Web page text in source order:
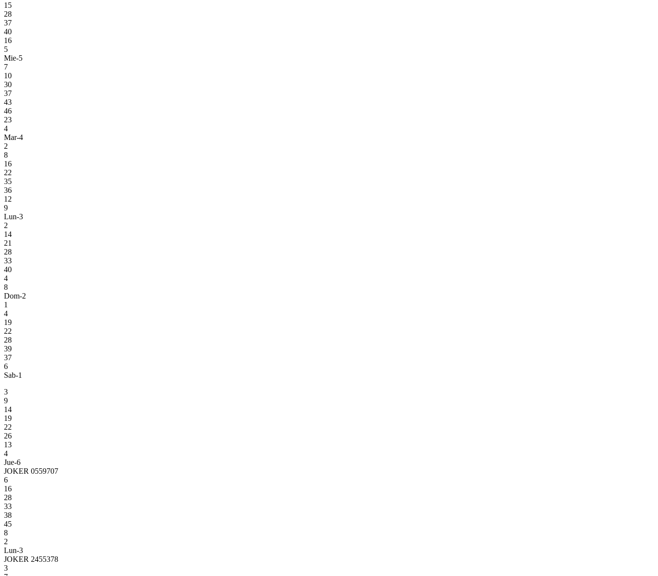
15
28
37
40
16
5
Mie-5
7
10
30
37
43
46
23
4
Mar-4
2
8
16
22
35
36
12
9
Lun-3
2
14
21
28
33
40
4
8
Dom-2
1
4
19
22
28
39
37
6
Sab-1
3
9
14
19
22
26
13
4
Jue-6
JOKER 0559707
6
16
28
33
38
45
8
2
Lun-3
JOKER 2455378
3